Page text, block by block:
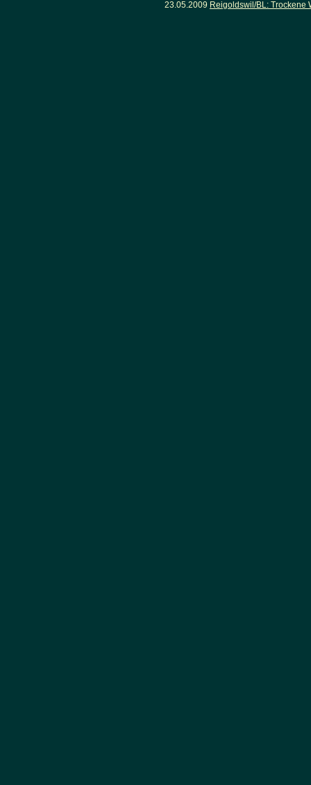
23.05.2009 Reigoldswil/BL: Trockene